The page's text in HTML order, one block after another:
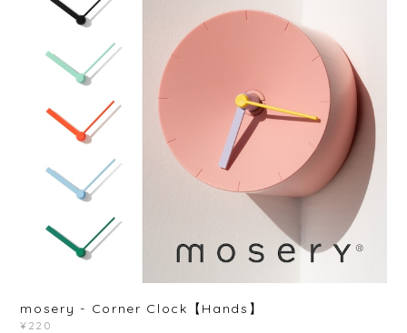
mosery - Corner Clock【Hands】
¥220